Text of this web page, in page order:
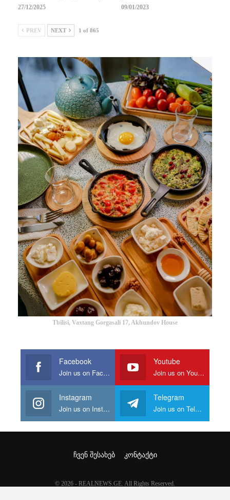
27/12/2025 09/01/2023
PREV NEXT 1 of 865
Tbilisi, Vaxtang Gorgasali 17, Akhundov House
Facebook
Join us on Facebook
Youtube
Join us on Youtube
Instagram
Join us on Instagram
Telegram
Join us on Telegram
ᲩᲕᲔᲜ ᲨᲔᲡᲐᲮᲔᲑ ᲙᲝᲜᲢᲐᲥᲢᲘ
© 2026 - REALNEWS.GE. All Rights Reserved.